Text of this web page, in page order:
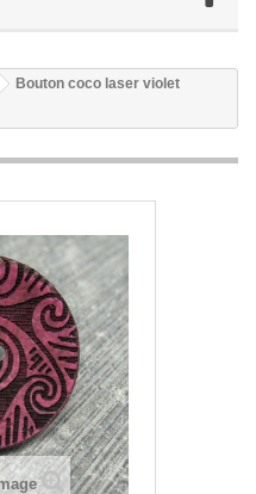
Bouton coco laser violet